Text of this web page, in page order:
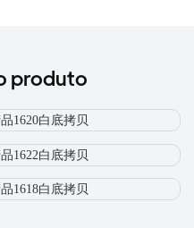
produto